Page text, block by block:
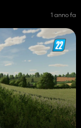
1 anno fa